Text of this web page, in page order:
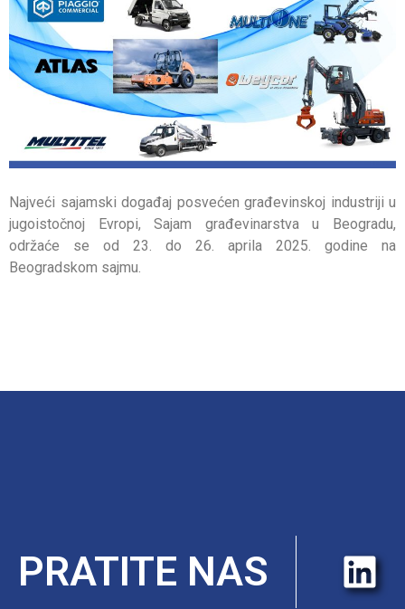
Najveći sajamski događaj posvećen građevinskoj industriji u
jugoistočnoj Evropi, Sajam građevinarstva u Beogradu,
održaće se od 23. do 26. aprila 2025. godine na
Beogradskom sajmu.
PRATITE NAS